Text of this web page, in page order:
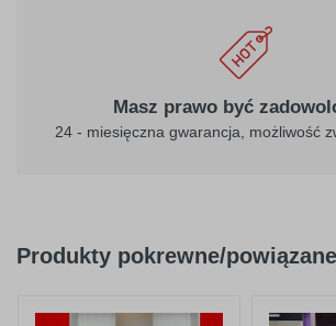
Masz prawo być
24 - miesięczna gwarancja, możliwość
Produkty pokrewne/powiązane